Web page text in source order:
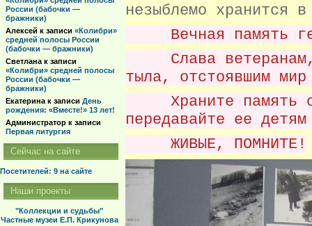
незыблемо хранится
Вечная память
Слава ветеранам,
тыла, отстоявшим
Храните память о
передавайте ее
ЖИВЫЕ, ПОМНИТЕ!
России (бабочки —
бражники)
Алексей к записи «Колибри»
средней полосы России
(бабочки — бражники)
Светлана к записи
«Колибри» средней полосы
России (бабочки —
бражники)
Екатерина к записи День
рождения: «Вместе!» 13 лет!
Администратор к записи
Первая литургия
Сейчас на сайте
Посетителей: 9 на сайте
Наши проекты
"Коллекции и судьбы"
Частные музеи Е.П. Крикунова